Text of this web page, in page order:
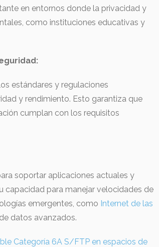
en entornos donde la privacidad y
como instituciones educativas y
estándares y regulaciones
y rendimiento. Esto garantiza que
cumplan con los requisitos
soportar aplicaciones actuales y
capacidad para manejar velocidades de
emergentes, como Internet de las
datos avanzados.
Categoría 6A S/FTP en espacios de